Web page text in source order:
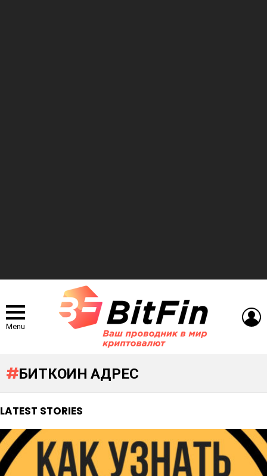
Menu
БИТКОИН АДРЕС
LATEST STORIES